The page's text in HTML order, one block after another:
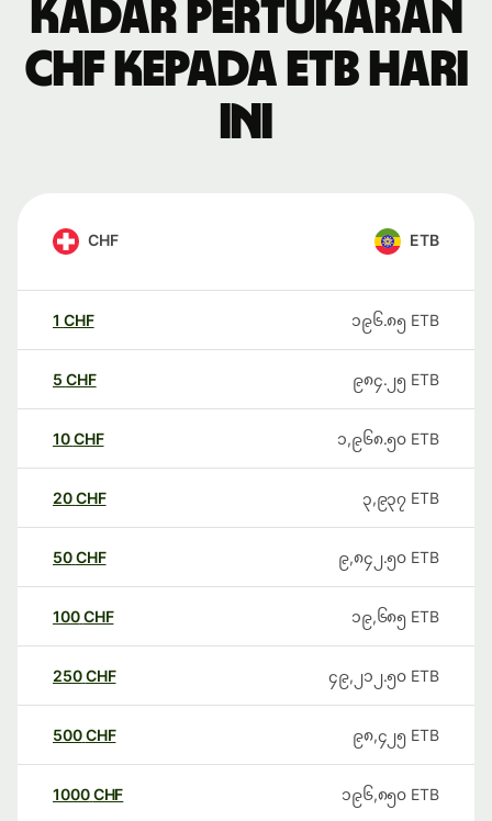
Kadar pertukaran
CHF kepada ETB hari
ini
CHF ETB
1 CHF ၁၉၆.၈၅ ETB
5 CHF ၉၈၄.၂၅ ETB
10CHF ၁,၉၆၈.၅၀ ETB
20CHF ၃,၉၃၇ ETB
50CHF ၉,၈၄၂.၅၀ ETB
100CHF ၁၉,၆၈၅ ETB
250CHF ၄၉,၂၁၂.၅၀ ETB
500CHF ၉၈,၄၂၅ ETB
1000CHF ၁၉၆,၈၅၀ ETB